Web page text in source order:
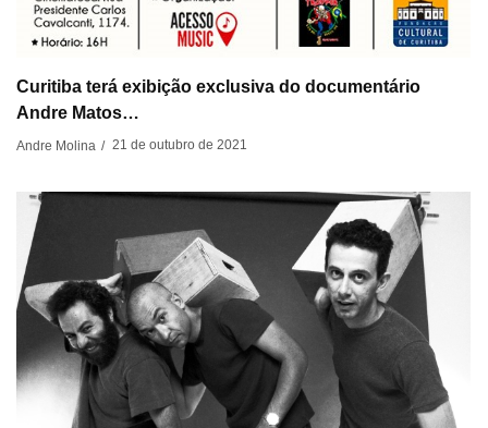
Curitiba terá exibição exclusiva do documentário
Andre Matos…
Andre Molina / 21 de outubro de 2021